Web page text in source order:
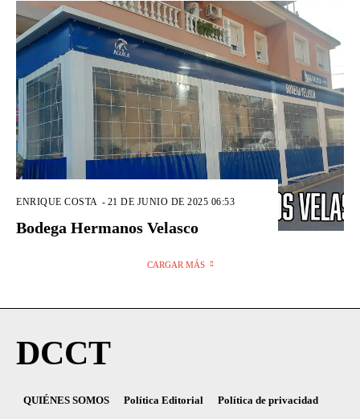
ENRIQUE COSTA - 21 DE JUNIO DE 2025 06:53
Bodega Hermanos Velasco
CARGAR MÁS
DCCT
QUIÉNES SOMOS Política Editorial Política de privacidad